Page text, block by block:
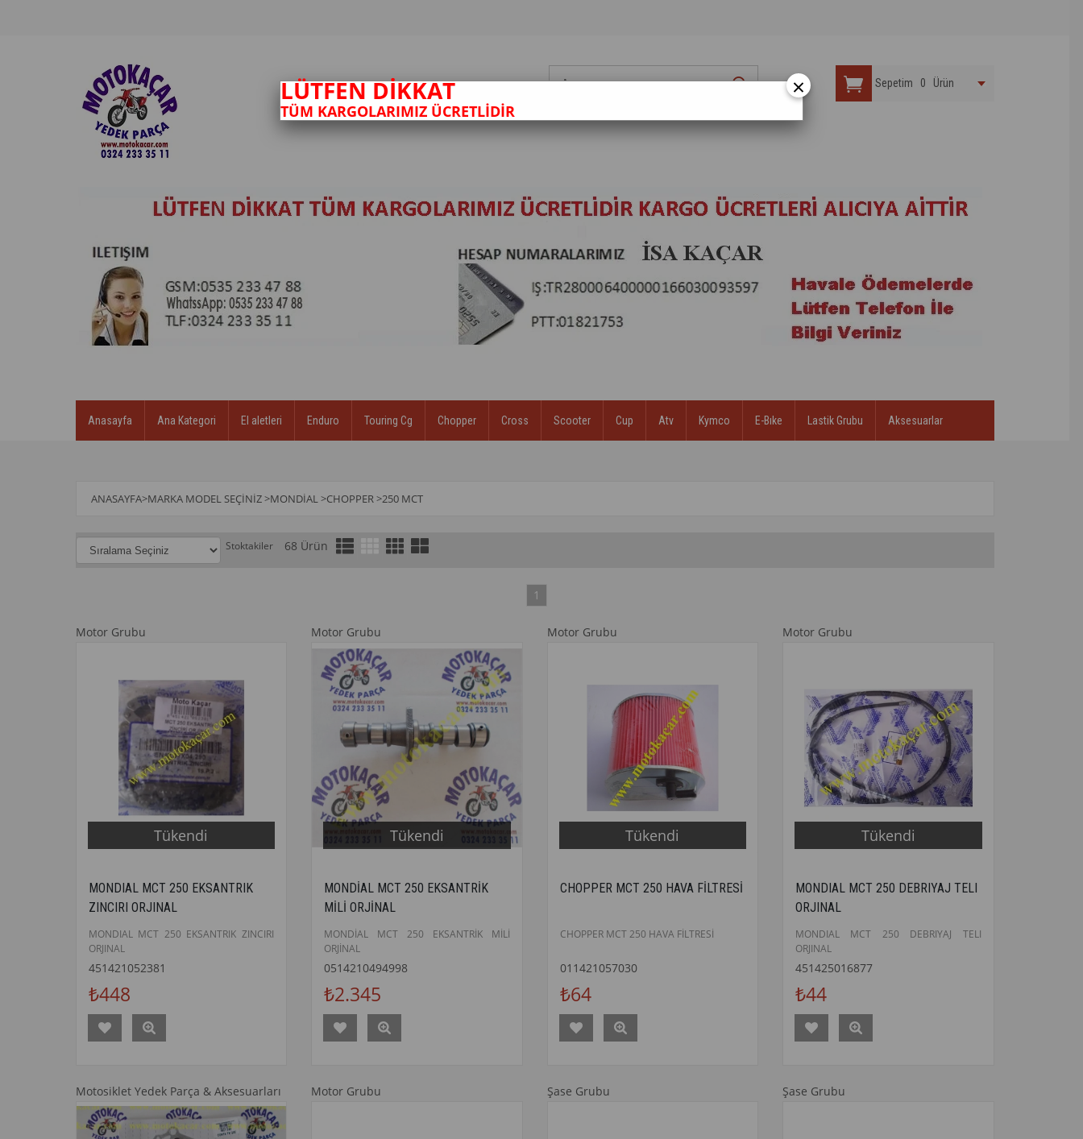
Sepetim 0 Ürün
Anasayfa Ana Kategori El aletleri Enduro Touring Cg Chopper Cross Scooter Cup Atv Kymco E-Bıke Lastik Grubu Aksesuarlar
ANASAYFA>MARKA MODEL SEÇINIZ>MONDİAL>CHOPPER>250 MCT
Stoktakiler 68 Ürün
1
Motor Grubu
Tükendi
MONDIAL MCT 250 EKSANTRIK
ZINCIRI ORJINAL
MONDIAL MCT 250 EKSANTRIK ZINCIRI
ORJINAL
451421052381
₺448
Motor Grubu
Tükendi
MONDİAL MCT 250 EKSANTRİK
MİLİ ORJİNAL
MONDİAL MCT 250 EKSANTRİK MİLİ
ORJİNAL
0514210494998
₺2.345
Motor Grubu
Tükendi
CHOPPER MCT 250 HAVA FİLTRESİ
CHOPPER MCT 250 HAVA FİLTRESİ
011421057030
₺64
Motor Grubu
Tükendi
MONDIAL MCT 250 DEBRIYAJ TELI
ORJINAL
MONDIAL MCT 250 DEBRIYAJ TELI
ORJINAL
451425016877
₺44
Motosiklet Yedek Parça & Aksesuarları Motor Grubu Şase Grubu Şase Grubu
×
LÜTFEN DİKKAT
TÜM KARGOLARIMIZ ÜCRETLİDİR